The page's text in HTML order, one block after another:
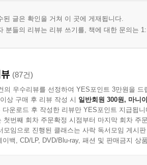
된 글은 확인을 거쳐 이 곳에 게재됩니다.
분들의 리뷰는 리뷰 쓰기를, 책에 대한 문의는
(87건)
의 우수리뷰를 선정하여 YES포인트 3만원을 드
상 구매 후 리뷰 작성 시 일반회원 300원, 마니
다운로드 후 작성한 리뷰만 YES포인트 지급됩니
첫번째 회차 주문확정 시점부터 마지막 회차 주
모임으로 진행된 클래스는 사락 독서모임 게시
이백, CD/LP, DVD/Blu-ray, 패션 및 판매금지 상